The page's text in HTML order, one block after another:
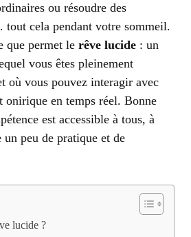
ou résoudre des
cela pendant votre sommeil.
que permet le rêve lucide : un
vous êtes pleinement
où vous pouvez interagir avec
onirique en temps réel. Bonne
est accessible à tous, à
peu de pratique et de
lucide ?